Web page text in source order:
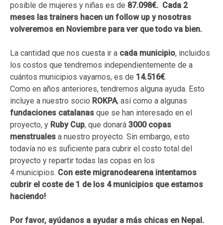
posible de mujeres y niñas es de 87.098€. Cada 2
meses las trainers hacen un follow up y nosotras
volveremos en Noviembre para ver que todo va bien.
La cantidad que nos cuesta ir a cada municipio, incluidos
los costos que tendremos independientemente de a
cuántos municipios vayamos, es de 14.516€.
Como en años anteriores, tendremos alguna ayuda. Esto
incluye a nuestro socio ROKPA, así como a algunas
fundaciones catalanas que se han interesado en el
proyecto, y Ruby Cup, que donará 3000 copas
menstruales a nuestro proyecto. Sin embargo, esto
todavía no es suficiente para cubrir el costo total del
proyecto y repartir todas las copas en los
4 municipios. Con este migranodearena intentamos
cubrir el coste de 1 de los 4 municipios que estamos
haciendo!
Por favor, ayúdanos a ayudar a más chicas en Nepal.